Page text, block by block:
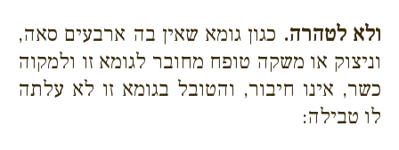
ולא לטהרה. כגון גומא שאין בה ארבעים סאה,
וניצוק או משקה טופח מחובר לגומא זו ולמקוה
כשר, אינו חיבור, והטובל בגומא זו לא עלתה
לו טבילה: